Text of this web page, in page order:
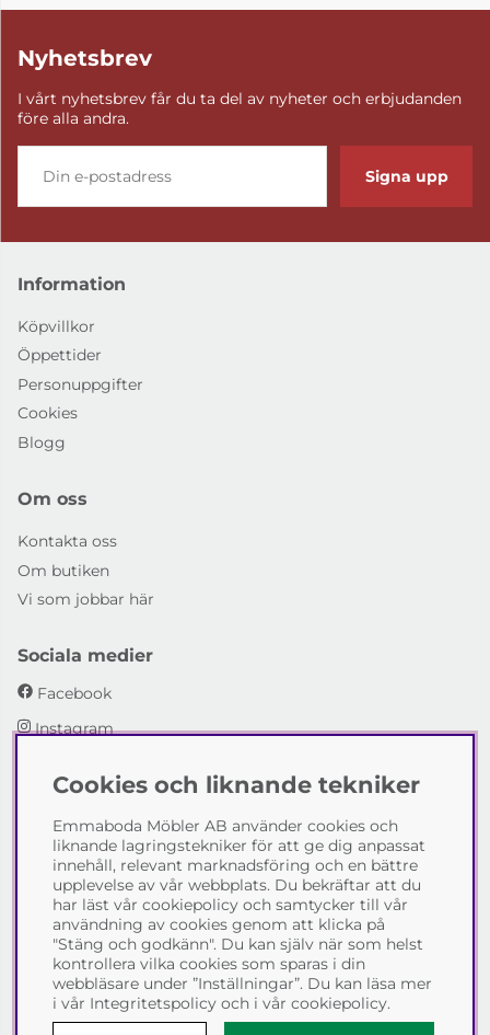
Nyhetsbrev
I vårt nyhetsbrev får du ta del av nyheter och erbjudanden
före alla andra.
Signa upp
Information
Köpvillkor
Öppettider
Personuppgifter
Cookies
Blogg
Om oss
Kontakta oss
Om butiken
Vi som jobbar här
Sociala medier
Facebook
Instagram
Emmaboda Möbler AB
I fyra generationer har vi hjälpt människor att möblera
sina hem och uppfylla sina inredningsdrömmar med
möbeldesign av högsta kvalitet. Vi vill hjälpa just dig att
skapa ditt drömhem - kontakta gärna oss och berätta
hur vi kan hjälpa dig.
Telefon:0471-13690
E-post:info@emmabodamobler.se
Cookies och liknande tekniker
Emmaboda Möbler AB använder cookies och
liknande lagringstekniker för att ge dig anpassat
innehåll, relevant marknadsföring och en bättre
upplevelse av vår webbplats. Du bekräftar att du
har läst vår cookiepolicy och samtycker till vår
användning av cookies genom att klicka på
"Stäng och godkänn". Du kan själv när som helst
kontrollera vilka cookies som sparas i din
webbläsare under ”Inställningar”. Du kan läsa mer
i vår Integritetspolicy och i vår cookiepolicy.